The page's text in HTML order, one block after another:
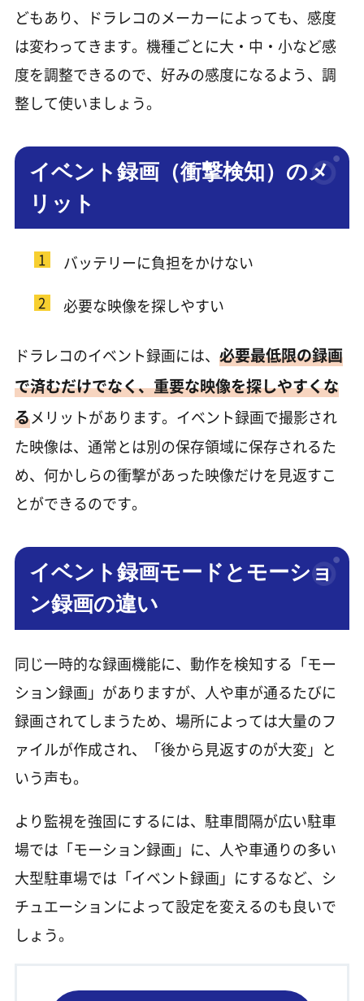
どもあり、ドラレコのメーカーによっても、感度
は変わってきます。機種ごとに大・中・小など感
度を調整できるので、好みの感度になるよう、調
整して使いましょう。
イベント録画（衝撃検知）のメ
リット
バッテリーに負担をかけない
必要な映像を探しやすい
ドラレコのイベント録画には、 必要最低限の録画
で済むだけでなく、重要な映像を探しやすくな
るメリットがあります。イベント録画で撮影され
た映像は、通常とは別の保存領域に保存されるた
め、何かしらの衝撃があった映像だけを見返すこ
とができるのです。
イベント録画モードとモーショ
ン録画の違い
同じ一時的な録画機能に、動作を検知する「モー
ション録画」がありますが、人や車が通るたびに
録画されてしまうため、場所によっては大量のフ
ァイルが作成され、「後から見返すのが大変」と
いう声も。
より監視を強固にするには、駐車間隔が広い駐車
場では「モーション録画」に、人や車通りの多い
大型駐車場では「イベント録画」にするなど、シ
チュエーションによって設定を変えるのも良いで
しょう。